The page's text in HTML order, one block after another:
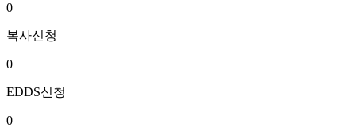
0
복사신청
0
EDDS신청
0